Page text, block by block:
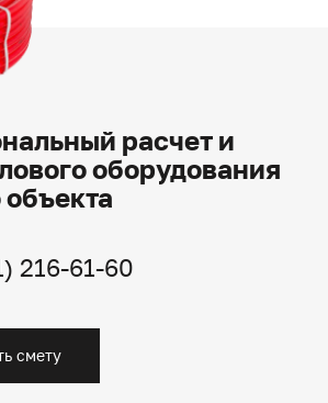
расчет и
оборудования
216-61-60
смету